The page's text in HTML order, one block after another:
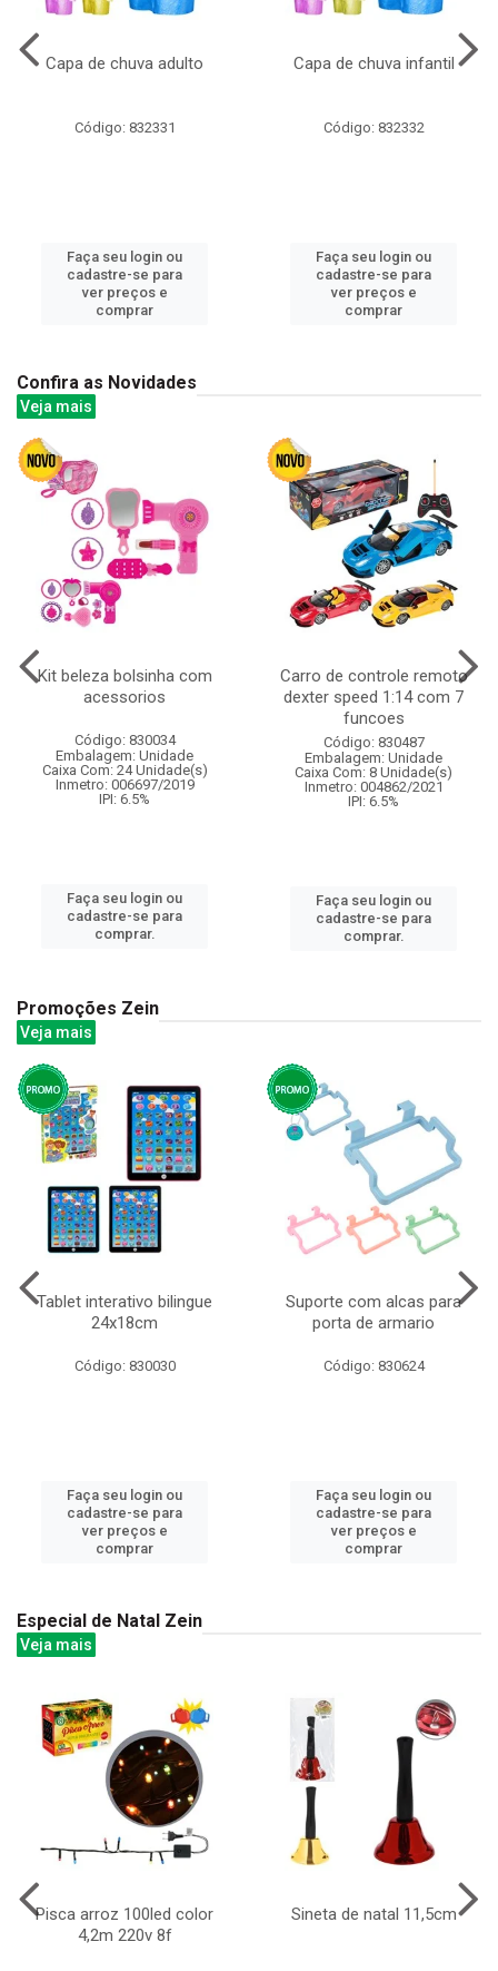
Capa de chuva adulto
Código: 832331
Faça seu login ou
cadastre-se para
ver preços e
comprar
Capa de chuva infantil
Código: 832332
Faça seu login ou
cadastre-se para
ver preços e
comprar
Confira as Novidades
Veja mais
Kit beleza bolsinha com
acessorios
Código: 830034
Embalagem: Unidade
Caixa Com: 24 Unidade(s)
Inmetro: 006697/2019
IPI: 6.5%
Faça seu login ou
cadastre-se para
comprar.
Carro de controle remoto
dexter speed 1:14 com 7
funcoes
Código: 830487
Embalagem: Unidade
Caixa Com: 8 Unidade(s)
Inmetro: 004862/2021
IPI: 6.5%
Faça seu login ou
cadastre-se para
comprar.
Promoções Zein
Veja mais
Tablet interativo bilingue
24x18cm
Código: 830030
Faça seu login ou
cadastre-se para
ver preços e
comprar
Suporte com alcas para
porta de armario
Código: 830624
Faça seu login ou
cadastre-se para
ver preços e
comprar
Especial de Natal Zein
Veja mais
Pisca arroz 100led color
4,2m 220v 8f
Sineta de natal 11,5cm